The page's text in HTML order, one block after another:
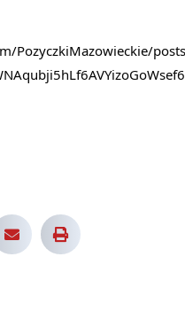
PozyczkiMazowieckie/